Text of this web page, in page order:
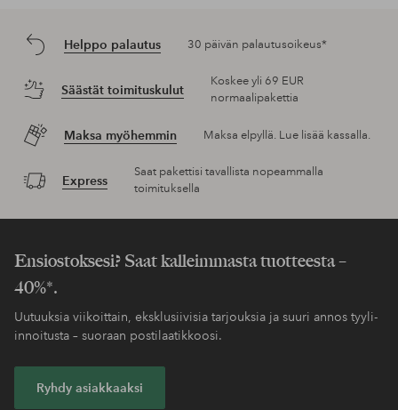
Helppo palautus 30 päivän palautusoikeus*
Säästät toimituskulut
Koskee yli 69 EUR
normaalipakettia
Maksa myöhemmin Maksa elpyllä. Lue lisää kassalla.
Express
Saat pakettisi tavallista nopeammalla
toimituksella
Ensiostoksesi? Saat kalleimmasta tuotteesta –
40%*.
Uutuuksia viikoittain, eksklusiivisia tarjouksia ja suuri annos tyyli-
innoitusta – suoraan postilaatikkoosi.
Ryhdy asiakkaaksi